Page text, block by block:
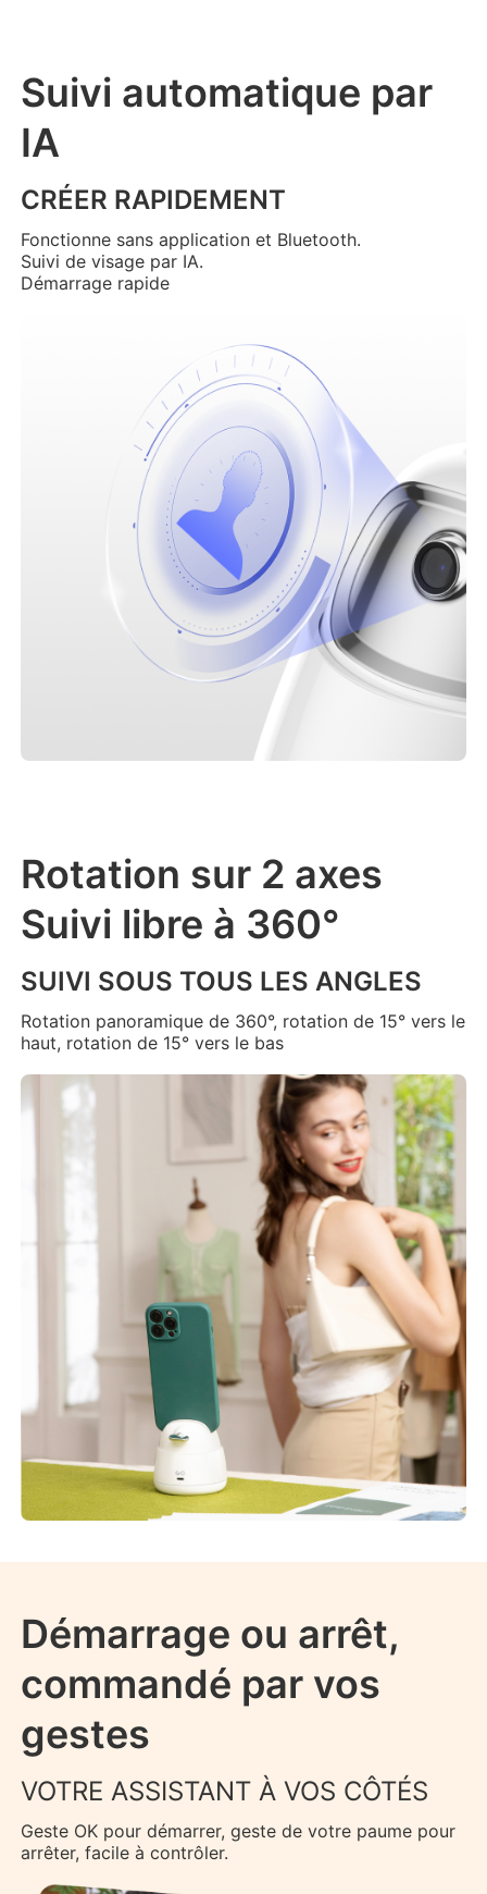
Suivi automatique par
IA
CRÉER RAPIDEMENT
Fonctionne sans application et Bluetooth.
Suivi de visage par IA.
Démarrage rapide
Rotation sur 2 axes
Suivi libre à 360°
SUIVI SOUS TOUS LES ANGLES
Rotation panoramique de 360°, rotation de 15° vers le
haut, rotation de 15° vers le bas
Démarrage ou arrêt,
commandé par vos
gestes
VOTRE ASSISTANT À VOS CÔTÉS
Geste OK pour démarrer, geste de votre paume pour
arrêter, facile à contrôler.